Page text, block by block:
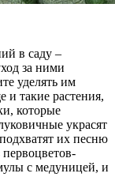
в саду –
за ними
уделять им
и такие растения,
которые
украсят
их песню
с медуницей, и